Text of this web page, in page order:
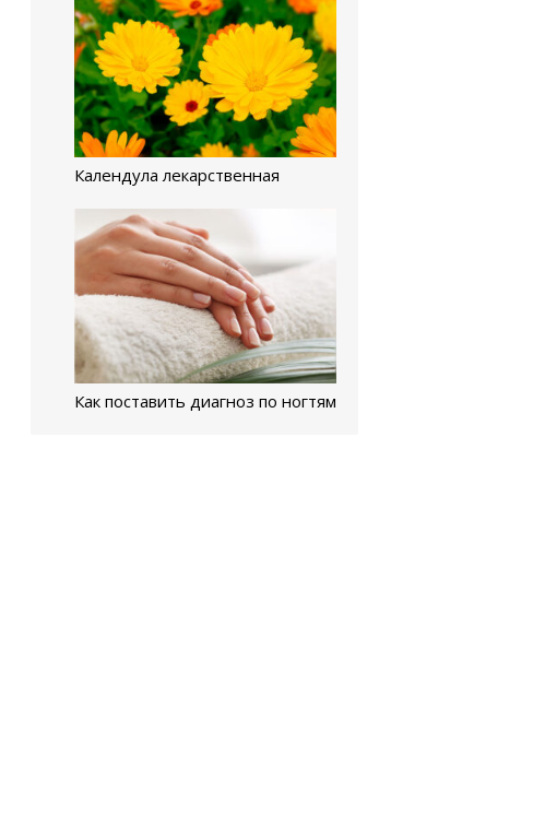
Календула лекарственная
Как поставить диагноз по ногтям